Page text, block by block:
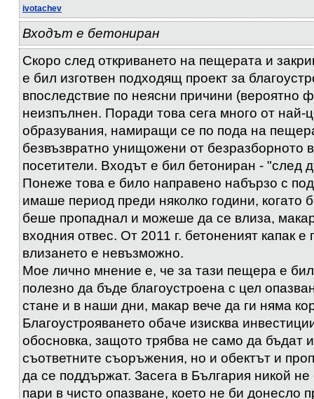
ivotachev
Входът е бетониран
Скоро след откриването на пещерата и
е бил изготвен подходящ проект за
впоследствие по неясни причини (вероятно
неизпълнен. Поради това сега много от най-
образувания, намиращи се по пода на
безвъзвратно унищожени от безразборното
посетители. Входът е бил бетониран - "след
Понеже това е било направено набързо с
имаше период преди няколко години, когато
беше пропаднал и можеше да се влиза,
входния отвес. От 2011 г. бетоненият капак е
влизането е невъзможно.
Мое лично мнение е, че за тази пещера е
полезно да бъде благоустроена с цел
стане и в наши дни, макар вече да ги няма
Благоустрояването обаче изисква
обосновка, защото трябва не само да бъдат
съответните съоръжения, но и обектът и
да се поддържат. Засега в България никой не
пари в чисто опазване, което не би донесло